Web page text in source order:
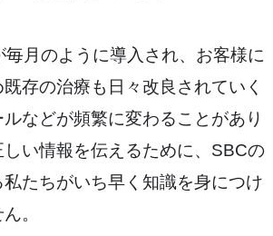
月のように導入され、お客様に
存の治療も日々改良されていく
などが頻繁に変わることがあり
しい情報を伝えるために、SBCの
たちがいち早く知識を身につけ
。